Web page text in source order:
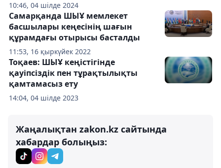
10:46, 04 шілде 2024
11:53, 16 қыркүйек 2022
Самарқанда ШЫҰ мемлекет
басшылары кеңесінің шағын
құрамдағы отырысы басталды
14:04, 04 шілде 2023
Тоқаев: ШЫҰ кеңістігінде
қауіпсіздік пен тұрақтылықты
қамтамасыз ету
Жаңалықтан zakon.kz сайтында
хабардар болыңыз: